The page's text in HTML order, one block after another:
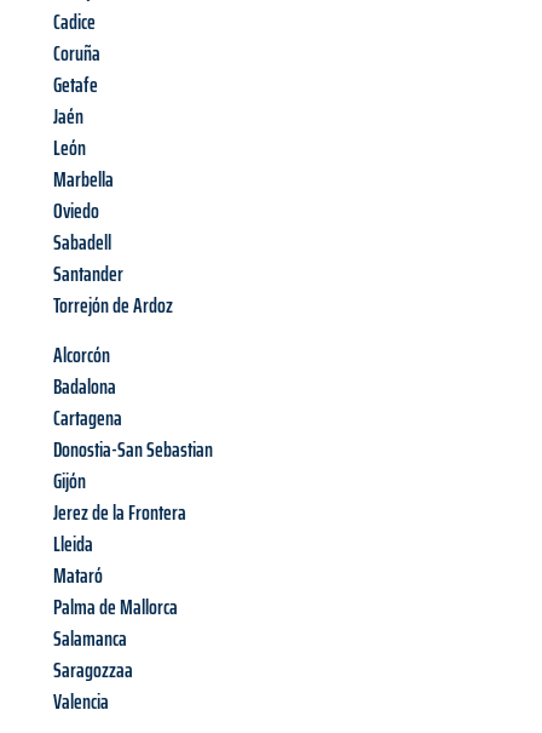
Cadice
Coruña
Getafe
Jaén
León
Marbella
Oviedo
Sabadell
Santander
Torrejón de Ardoz
Alcorcón
Badalona
Cartagena
Donostia-San Sebastian
Gijón
Jerez de la Frontera
Lleida
Mataró
Palma de Mallorca
Salamanca
Saragozzaa
Valencia